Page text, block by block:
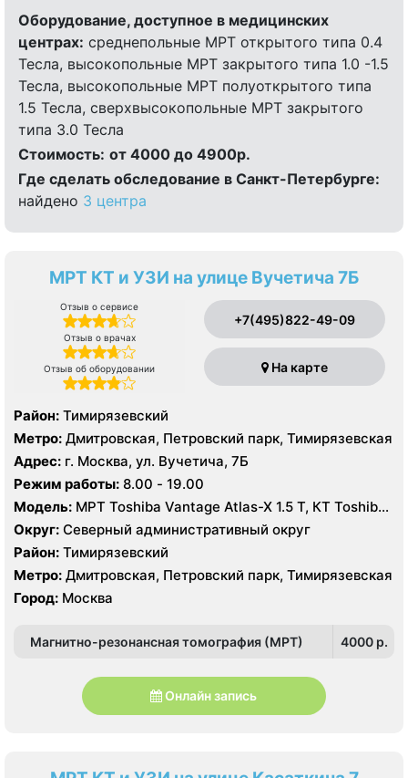
Оборудование, доступное в медицинских
центрах: среднепольные МРТ открытого типа 0.4
Тесла, высокопольные МРТ закрытого типа 1.0 -1.5
Тесла, высокопольные МРТ полуоткрытого типа
1.5 Тесла, сверхвысокопольные МРТ закрытого
типа 3.0 Тесла
Стоимость: от 4000 до 4900р.
Где сделать обследование в Санкт-Петербурге:
найдено 3 центра
МРТ КТ и УЗИ на улице Вучетича 7Б
Отзыв о сервисе
Отзыв о врачах
Отзыв об оборудовании
+7(495)822-49-09
На карте
Район: Тимирязевский
Метро: Дмитровская, Петровский парк, Тимирязевская
Адрес: г. Москва, ул. Вучетича, 7Б
Режим работы: 8.00 - 19.00
Модель: МРТ Toshiba Vantage Atlas-X 1.5 Т, КТ Toshiba
Aquilion 64 среза, УЗИ
Округ: Северный административный округ
Район: Тимирязевский
Метро: Дмитровская, Петровский парк, Тимирязевская
Город: Москва
Магнитно-резонансная томография (МРТ) 4000 p.
Онлайн запись